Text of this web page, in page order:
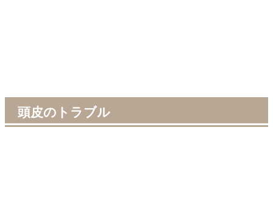
頭皮のトラブル